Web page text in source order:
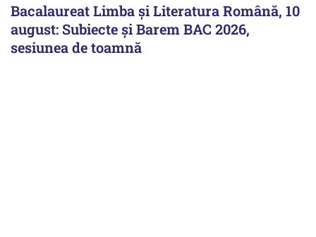
Bacalaureat Limba și Literatura Română, 10
august: Subiecte și Barem BAC 2026,
sesiunea de toamnă